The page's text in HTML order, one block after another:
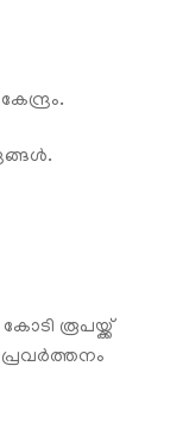
കോടി രൂപയ്ക്ക്